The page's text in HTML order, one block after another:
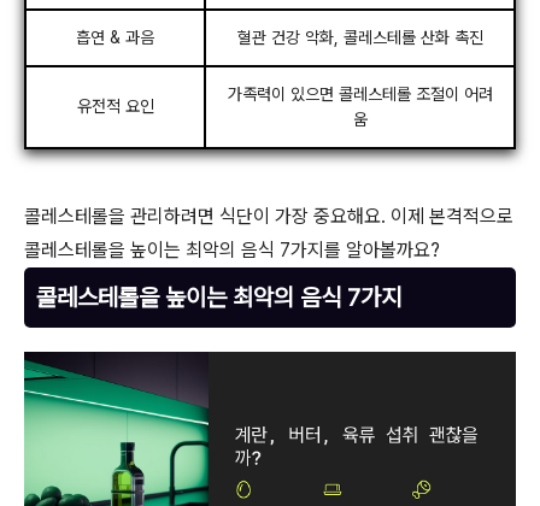
흡연 & 과음 혈관 건강 악화, 콜레스테롤 산화 촉진
유전적 요인
가족력이 있으면 콜레스테롤 조절이 어려
움
콜레스테롤을 관리하려면 식단이 가장 중요해요. 이제 본격적으로
콜레스테롤을 높이는 최악의 음식 7가지를 알아볼까요?
콜레스테롤을 높이는 최악의 음식 7가지